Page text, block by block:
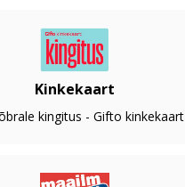
Kinkekaart
kingitus - Gifto kinkekaart